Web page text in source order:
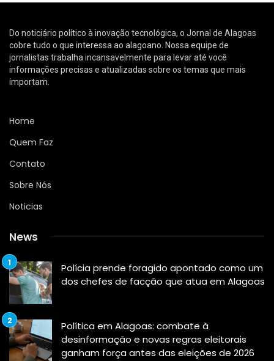
Do noticiário político à inovação tecnológica, o Jornal de Alagoas
cobre tudo o que interessa ao alagoano. Nossa equipe de
jornalistas trabalha incansavelmente para levar até você
informações precisas e atualizadas sobre os temas que mais
importam.
Home
Quem Faz
Contato
Sobre Nós
Noticias
News
Polícia prende foragido apontado como um
dos chefes de facção que atua em Alagoas
Política em Alagoas: combate à
desinformação e novas regras eleitorais
ganham força antes das eleições de 2026